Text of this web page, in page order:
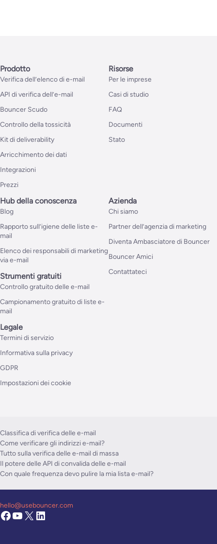
Prodotto
Verifica dell’elenco di e-mail
API di verifica dell’e-mail
Bouncer Scudo
Controllo della tossicità
Kit di deliverability
Arricchimento dei dati
Integrazioni
Prezzi
Risorse
Per le imprese
Casi di studio
FAQ
Documenti
Stato
Hub della conoscenza
Blog
Rapporto sull’igiene delle liste e-
mail
Elenco dei responsabili di marketing
via e-mail
Strumenti gratuiti
Controllo gratuito delle e-mail
Campionamento gratuito di liste e-
mail
Azienda
Chi siamo
Partner dell’agenzia di marketing
Diventa Ambasciatore di Bouncer
Bouncer Amici
Contattateci
Legale
Termini di servizio
Informativa sulla privacy
GDPR
Impostazioni dei cookie
Classifica di verifica delle e-mail
Come verificare gli indirizzi e-mail?
Tutto sulla verifica delle e-mail di massa
Il potere delle API di convalida delle e-mail
Con quale frequenza devo pulire la mia lista e-mail?
hello@usebouncer.com